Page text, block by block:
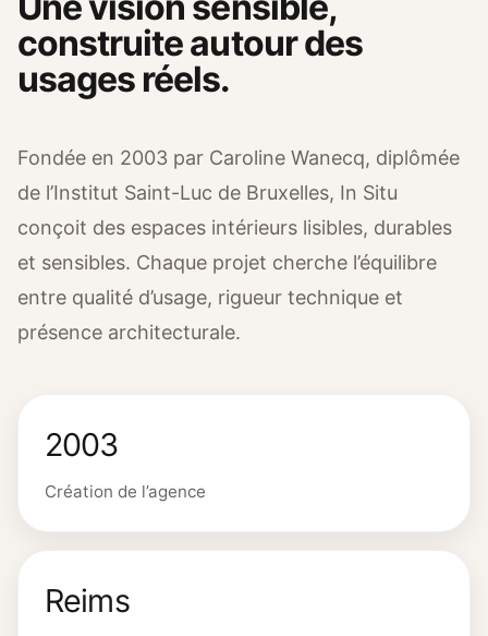
construite autour des
usages réels.
Fondée en 2003 par Caroline Wanecq, diplômée
de l’Institut Saint-Luc de Bruxelles, In Situ
conçoit des espaces intérieurs lisibles, durables
et sensibles. Chaque projet cherche l’équilibre
entre qualité d’usage, rigueur technique et
présence architecturale.
2003
Création de l’agence
Reims